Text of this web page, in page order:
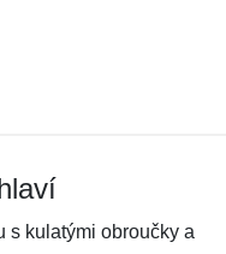
s kulatými obroučky a